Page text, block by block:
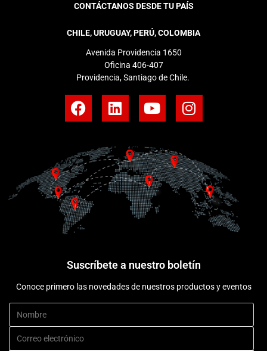
CONTÁCTANOS DESDE TU PAÍS
CHILE, URUGUAY, PERÚ, COLOMBIA
Avenida Providencia 1650
Oficina 406-407
Providencia, Santiago de Chile.
Suscríbete a nuestro boletín
Conoce primero las novedades de nuestros productos y eventos